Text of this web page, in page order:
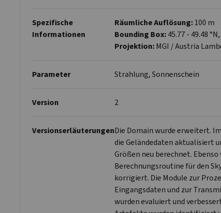
Spezifische
Informationen
Räumliche Auflösung:100 m
Bounding Box:45.77 - 49.48
Projektion:MGI / Austria
Parameter Strahlung, Sonnenschein
Version 2
VersionserläuterungenDie Domain wurde erweitert.
die Geländedaten aktualisiert
Größen neu berechnet. Ebenso
Berechnungsroutine für den
korrigiert. Die Module zur
Eingangsdaten und zur
wurden evaluiert und